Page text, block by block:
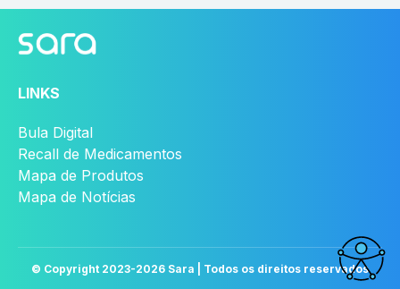
LINKS
Bula Digital
Recall de Medicamentos
Mapa de Produtos
Mapa de Notícias
© Copyright 2023-2026 Sara | Todos os direitos reservados